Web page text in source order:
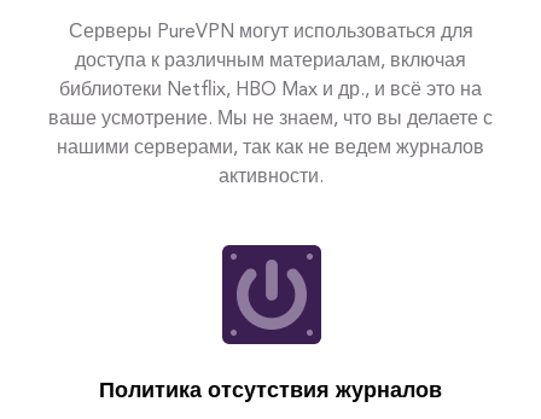
Серверы PureVPN могут использоваться для
доступа к различным материалам, включая
библиотеки Netflix, HBO Max и др., и всё это на
ваше усмотрение. Мы не знаем, что вы делаете с
нашими серверами, так как не ведем журналов
активности.
Политика отсутствия журналов